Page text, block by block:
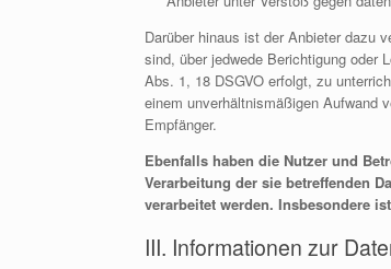
Darüber hinaus ist der Anbieter dazu
sind, über jedwede Berichtigung oder
Abs. 1, 18 DSGVO erfolgt, zu
einem unverhältnismäßigen Aufwand
Empfänger.
Ebenfalls haben die Nutzer und
Verarbeitung der sie betreffenden
verarbeitet werden. Insbesondere
III. Informationen zur